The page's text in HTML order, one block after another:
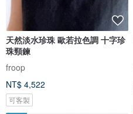
天然淡水珍珠 歐若拉色調 十字珍
珠頸鍊
froop
NT$ 4,522
可客製